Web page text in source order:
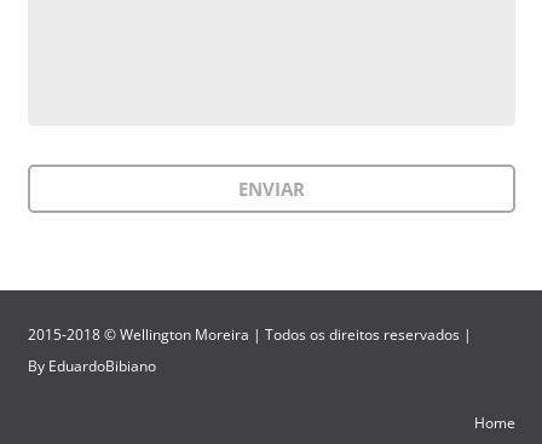
2015-2018 © Wellington Moreira | Todos os direitos reservados |
By EduardoBibiano
Home